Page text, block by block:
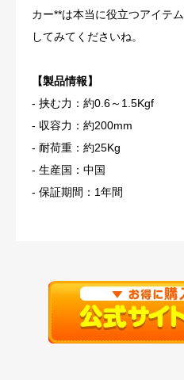
カー**は本当に役立つアイテ
してみてくださいね。
【製品情報】
- 挟む力：約0.6～1.5Kgf
- 収容力：約200mm
- 耐荷重：約25Kg
- 生産国：中国
- 保証期間：1年間